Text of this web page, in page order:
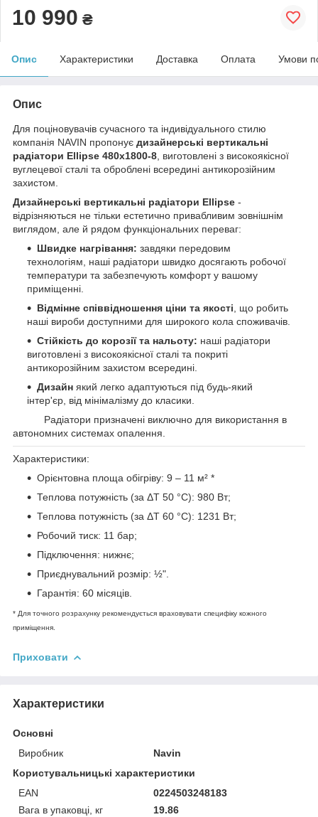
10 990 ₴
Опис Характеристики Доставка Оплата Умови
Опис
Для поціновувачів сучасного та індивідуального стилю
компанія NAVIN пропонує дизайнерські вертикальні
радіатори Ellipse 480х1800-8 , виготовлені з високоякісної
вуглецевої сталі та оброблені всередині антикорозійним
захистом.
Дизайнерські вертикальні радіатори Ellipse -
відрізняються не тільки естетично привабливим зовнішнім
виглядом, але й рядом функціональних переваг:
Швидке нагрівання: завдяки передовим
технологіям, наші радіатори швидко досягають робочої
температури та забезпечують комфорт у вашому
приміщенні.
Відмінне співвідношення ціни та якості , що робить
наші вироби доступними для широкого кола споживачів.
Стійкість до корозії та нальоту: наші радіатори
виготовлені з високоякісної сталі та покриті
антикорозійним захистом всередині.
Дизайн який легко адаптуються під будь-який
інтер'єр, від мінімалізму до класики.
Радіатори призначені виключно для використання в
автономних системах опалення.
Характеристики:
Орієнтовна площа обігріву: 9 – 11 м² *
Теплова потужність (за ΔT 50 °C): 980 Вт;
Теплова потужність (за ΔT 60 °C): 1231 Вт;
Робочий тиск: 11 бар;
Підключення: нижнє;
Приєднувальний розмір: ½".
Гарантія: 60 місяців.
* Для точного розрахунку рекомендується враховувати специфіку кожного
приміщення.
Приховати
Характеристики
Основні
Виробник
Navin
Користувальницькі характеристики
EAN
0224503248183
Вага в упаковці, кг
19.86